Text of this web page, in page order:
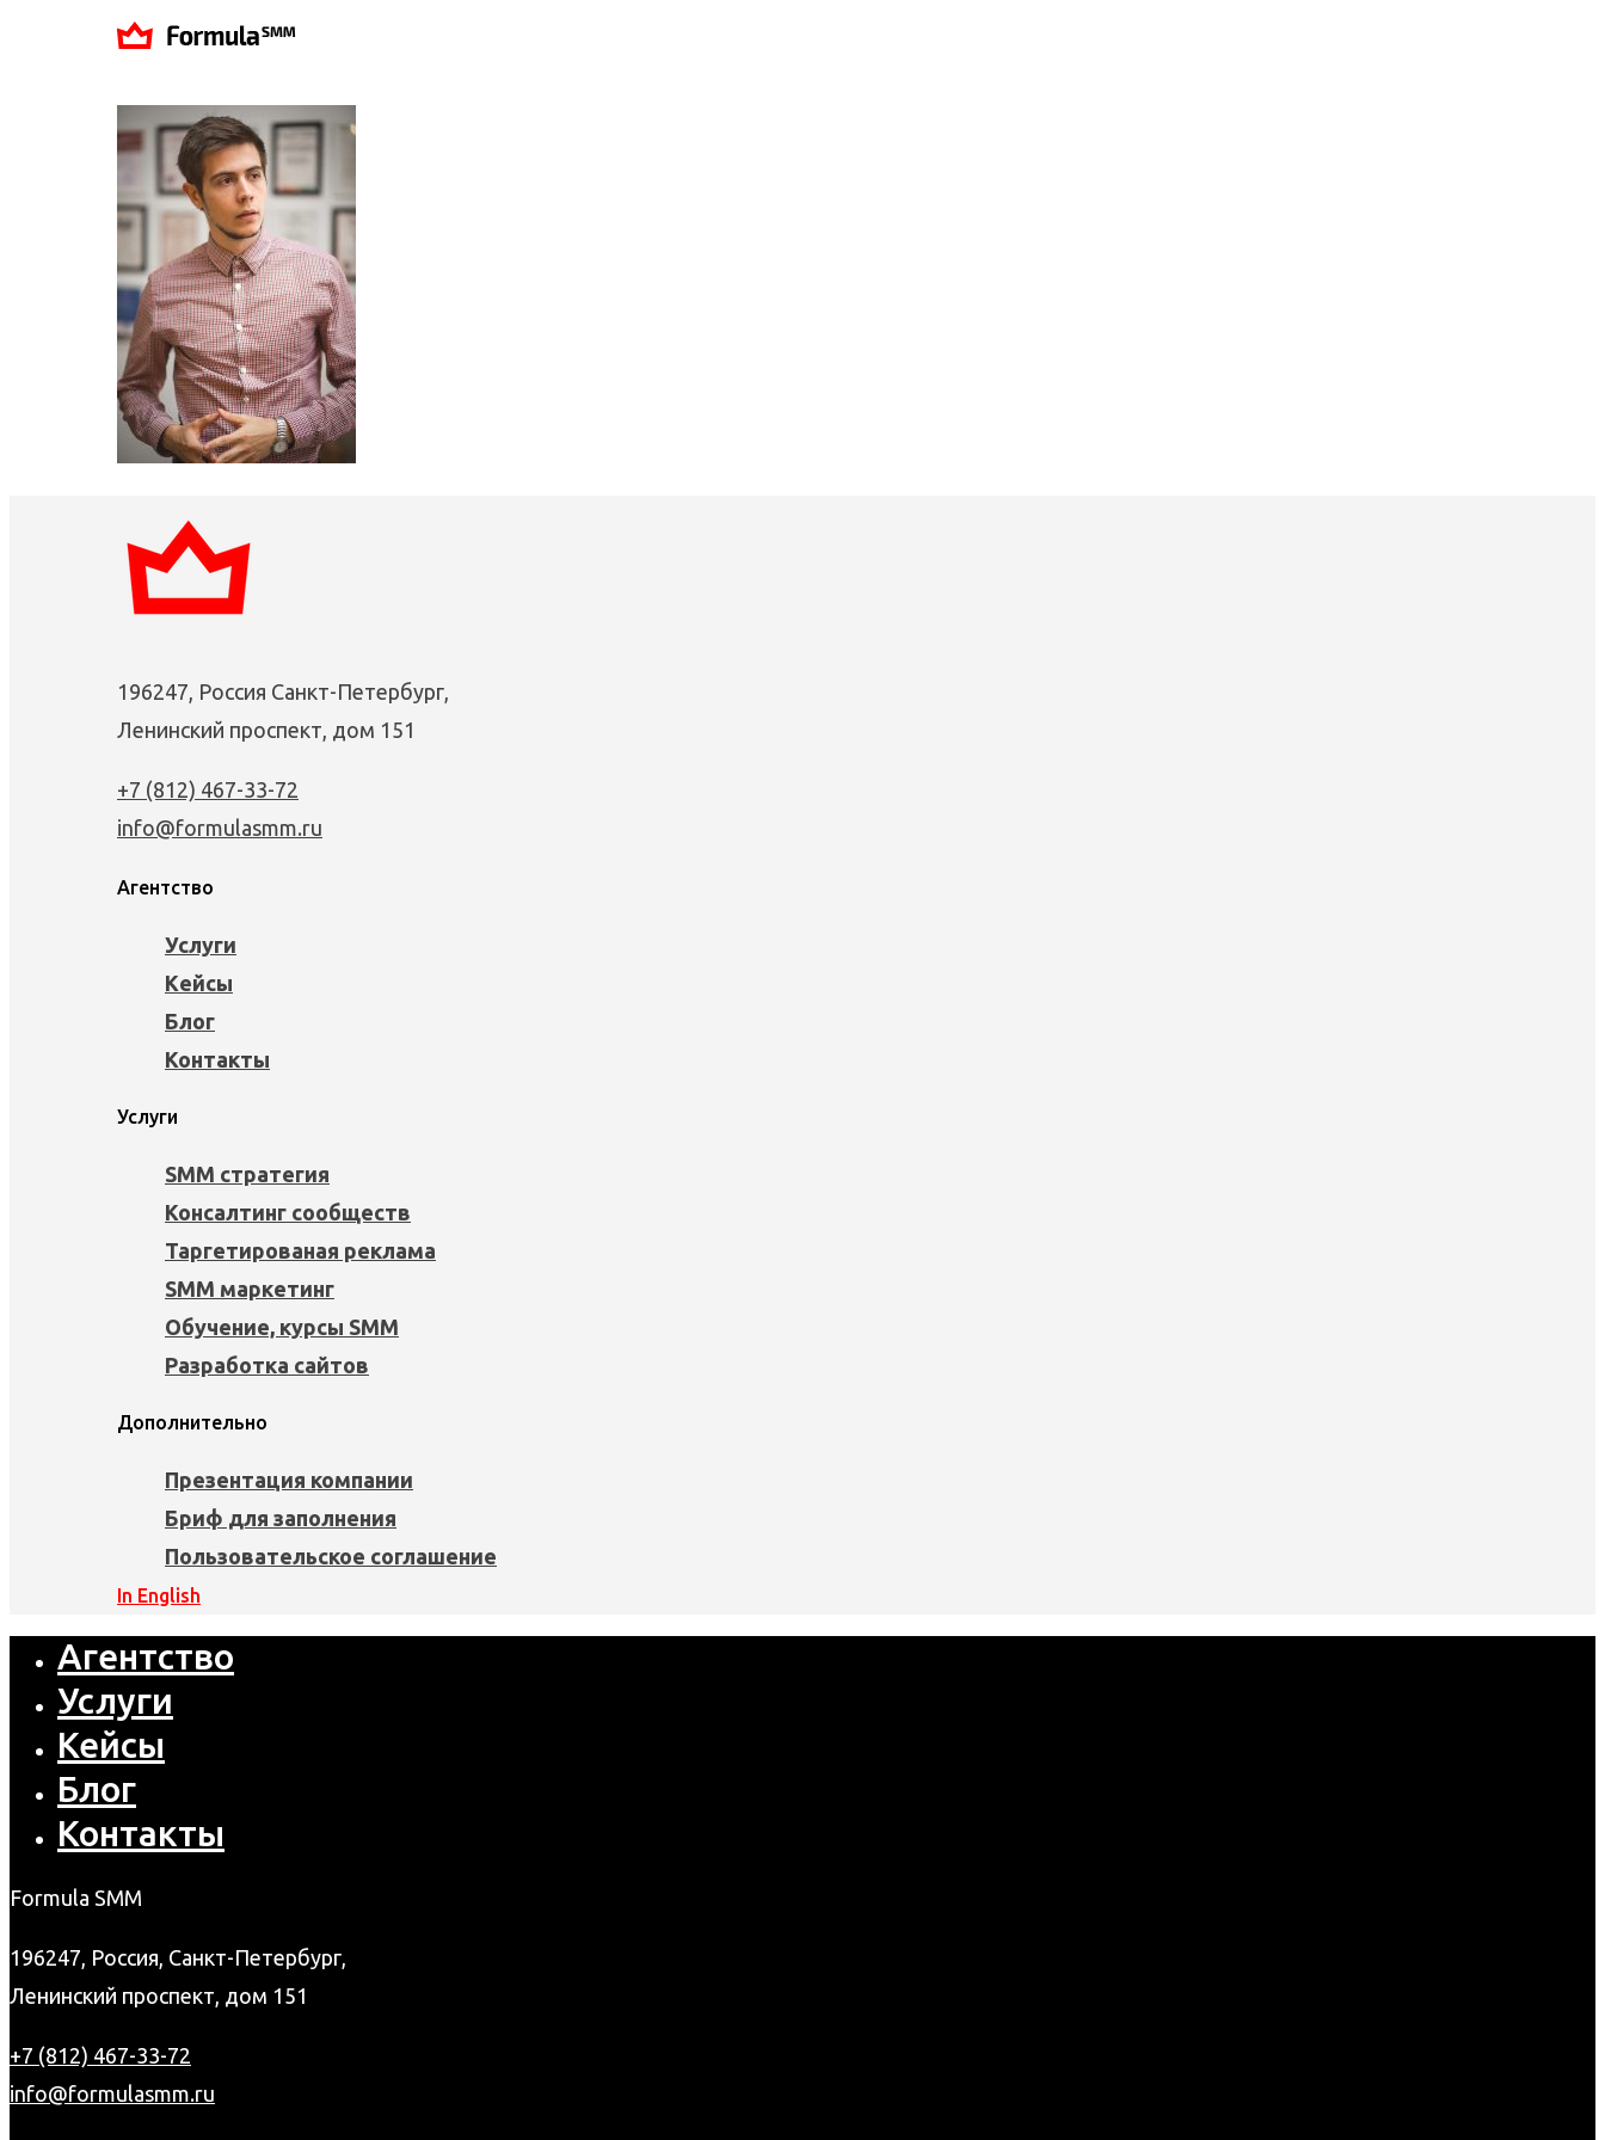
196247, Россия Санкт-Петербург,
Ленинский проспект, дом 151
+7 (812) 467-33-72
info@formulasmm.ru
Агентство
Услуги
Кейсы
Блог
Контакты
Услуги
SMM стратегия
Консалтинг сообществ
Таргетированая реклама
SMM маркетинг
Обучение, курсы SMM
Разработка сайтов
Дополнительно
Презентация компании
Бриф для заполнения
Пользовательское соглашение
In English
Агентство
Услуги
Кейсы
Блог
Контакты
Formula SMM
196247, Россия, Санкт-Петербург,
Ленинский проспект, дом 151
+7 (812) 467-33-72
info@formulasmm.ru